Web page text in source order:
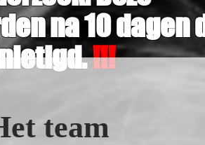
na 10 dagen
!!!
team